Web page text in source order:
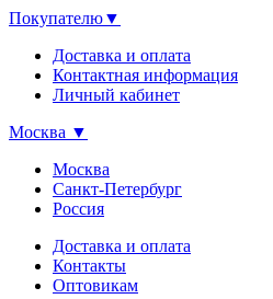
Покупателю▼
Доставка и оплата
Контактная информация
Личный кабинет
Москва ▼
Москва
Санкт-Петербург
Россия
Доставка и оплата
Контакты
Оптовикам